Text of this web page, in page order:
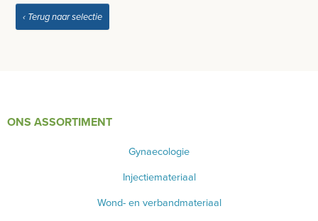
‹ Terug naar selectie
ONS ASSORTIMENT
Gynaecologie
Injectiemateriaal
Wond- en verbandmateriaal